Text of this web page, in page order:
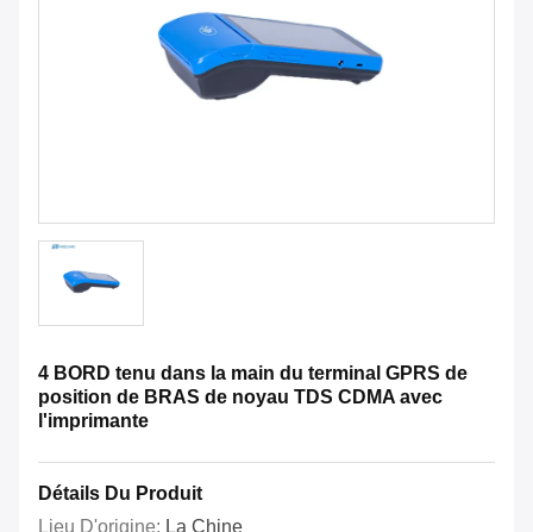
4 BORD tenu dans la main du terminal GPRS de
position de BRAS de noyau TDS CDMA avec
l'imprimante
Détails Du Produit
Lieu D'origine: La Chine